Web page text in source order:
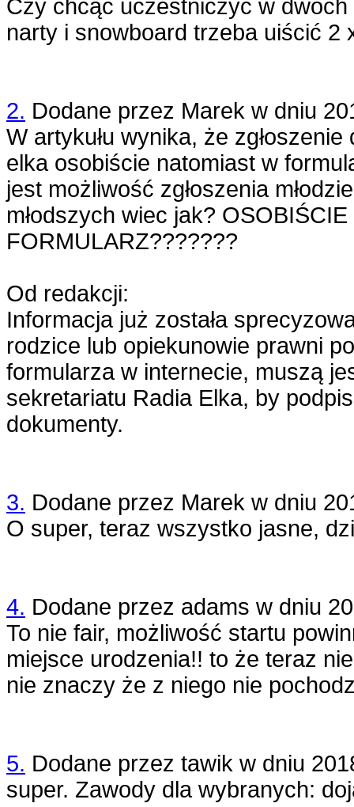
Czy chcąc uczestniczyć w
narty i snowboard trzeba uiścić 2
2. Dodane przez Marek w dniu
W artykułu wynika, że
elka osobiście natomiast w
jest możliwość zgłoszenia
młodszych wiec jak?
FORMULARZ???????
Od redakcji:
Informacja już została
rodzice lub opiekunowie prawni
formularza w internecie, muszą
sekretariatu Radia Elka, by
dokumenty.
3. Dodane przez Marek w dniu
O super, teraz wszystko jasne,
4. Dodane przez adams w dniu
To nie fair, możliwość startu
miejsce urodzenia!! to że teraz
nie znaczy że z niego nie
5. Dodane przez tawik w dniu
super. Zawody dla wybranych: